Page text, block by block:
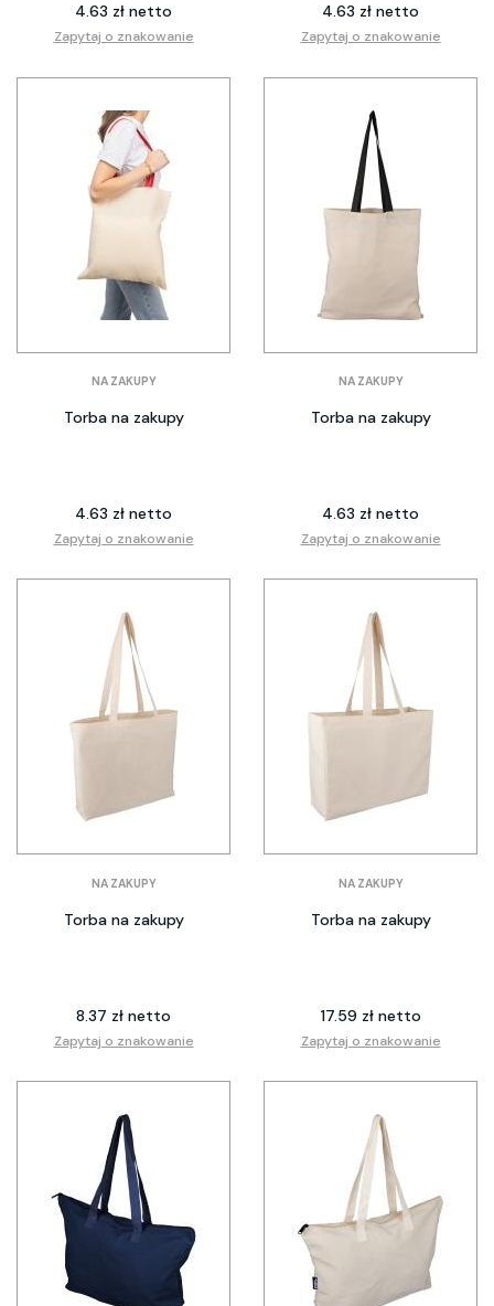
4.63 zł netto
Zapytaj o znakowanie
4.63 zł netto
Zapytaj o znakowanie
NA ZAKUPY
Torba na zakupy
4.63 zł netto
Zapytaj o znakowanie
NA ZAKUPY
Torba na zakupy
4.63 zł netto
Zapytaj o znakowanie
NA ZAKUPY
Torba na zakupy
8.37 zł netto
Zapytaj o znakowanie
NA ZAKUPY
Torba na zakupy
17.59 zł netto
Zapytaj o znakowanie